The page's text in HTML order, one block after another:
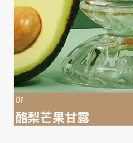
01
酪梨芒果甘露